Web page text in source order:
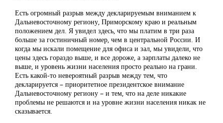
Есть огромный разрыв между декларируемым вниманием к
Дальневосточному региону, Приморскому краю и реальным
положением дел. Я увидел здесь, что мы платим в три раза
больше за гостиничный номер, чем в центральной России. И
когда мы искали помещение для офиса и зал, мы увидели, что
цены здесь гораздо выше, и все дороже, а зарплаты далеко не
выше, и уровень жизни населения просто реально на грани.
Есть какой-то невероятный разрыв между тем, что
декларируется – приоритетное президентское внимание
Дальневосточному региону – и тем, что на деле никакие
проблемы не решаются и на уровне жизни населения никак не
сказывается.